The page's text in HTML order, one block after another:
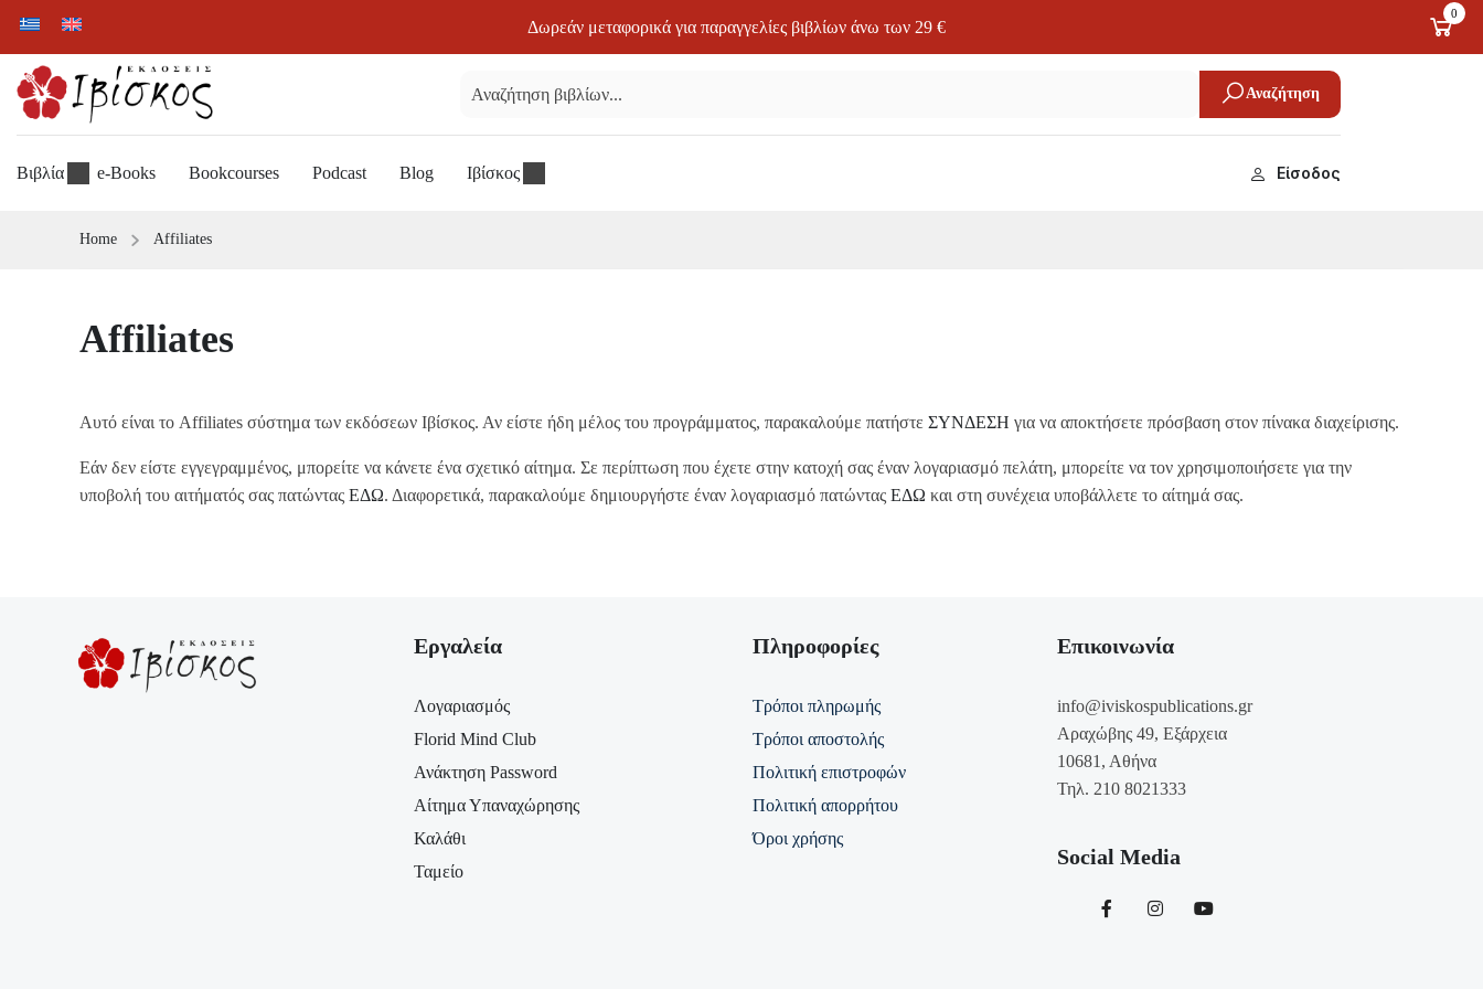
Δωρεάν μεταφορικά για παραγγελίες βιβλίων άνω των 29 €
0
Αναζήτηση
Βιβλία e-Books Bookcourses Podcast Blog Ιβίσκος Είσοδος
Home Affiliates
Affiliates
Αυτό είναι το Affiliates σύστημα των εκδόσεων Ιβίσκος. Αν είστε ήδη μέλος του προγράμματος, παρακαλούμε πατήστε ΣΥΝΔΕΣΗ για να αποκτήσετε πρόσβαση στον πίνακα διαχείρισης.
Εάν δεν είστε εγγεγραμμένος, μπορείτε να κάνετε ένα σχετικό αίτημα. Σε περίπτωση που έχετε στην κατοχή σας έναν λογαριασμό πελάτη, μπορείτε να τον χρησιμοποιήσετε για την
υποβολή του αιτήματός σας πατώντας ΕΔΩ. Διαφορετικά, παρακαλούμε δημιουργήστε έναν λογαριασμό πατώντας ΕΔΩ και στη συνέχεια υποβάλλετε το αίτημά σας.
Εργαλεία
Λογαριασμός
Florid Mind Club
Ανάκτηση Password
Αίτημα Υπαναχώρησης
Καλάθι
Ταμείο
Πληροφορίες
Τρόποι πληρωμής
Τρόποι αποστολής
Πολιτική επιστροφών
Πολιτική απορρήτου
Όροι χρήσης
Επικοινωνία
info@iviskospublications.gr
Αραχώβης 49, Εξάρχεια
10681, Αθήνα
Τηλ. 210 8021333
Social Media